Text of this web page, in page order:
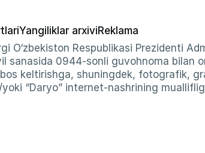
Yangiliklar arxiviReklama
O‘zbekiston Respublikasi Prezidenti
sanasida 0944-sonli guvohnoma bilan
keltirishga, shuningdek, fotografik,
“Daryo” internet-nashrining